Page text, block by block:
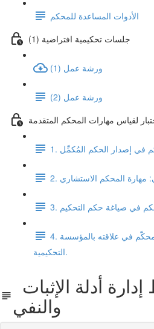
الأدوات المساعدة للمحكم
جلسات تحكيمية افتراضية (1)
ورشة عمل (1)
ورشة عمل (2)
لقياس مهارات المحكم المتقدمة
في إصدار الحكم المُكمِّل
مهارة المحكم الاستشاري
في صياغة حكم التحكيم
4. الاختبار الرابع: دور المحكّم في علاقته بالمؤسسة
التحكيمية.
والنفي